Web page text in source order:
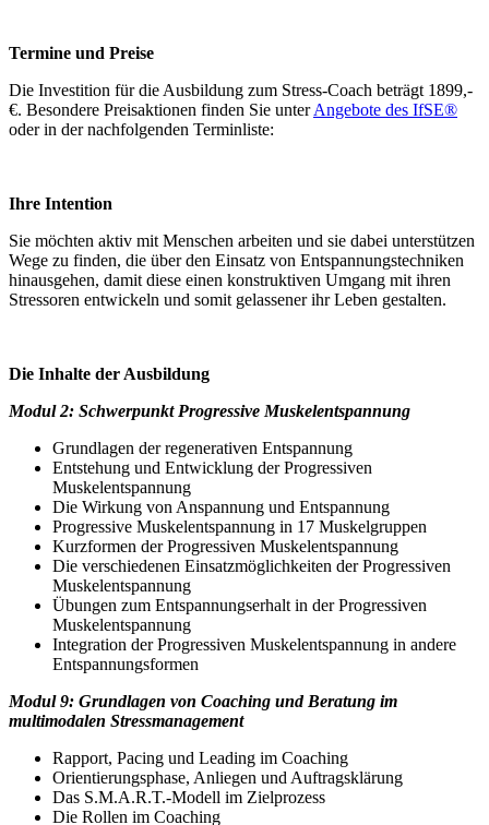
Termine und Preise
Die Investition für die Ausbildung zum Stress-Coach beträgt 1899,-
€. Besondere Preisaktionen finden Sie unterAngebote des IfSE®
oder in der nachfolgenden Terminliste:
Ihre Intention
Sie möchten aktiv mit Menschen arbeiten und sie dabei unterstützen
Wege zu finden, die über den Einsatz von Entspannungstechniken
hinausgehen, damit diese einen konstruktiven Umgang mit ihren
Stressoren entwickeln und somit gelassener ihr Leben gestalten.
Die Inhalte der Ausbildung
Modul 2: Schwerpunkt Progressive Muskelentspannung
Grundlagen der regenerativen Entspannung
Entstehung und Entwicklung der Progressiven
Muskelentspannung
Die Wirkung von Anspannung und Entspannung
Progressive Muskelentspannung in 17 Muskelgruppen
Kurzformen der Progressiven Muskelentspannung
Die verschiedenen Einsatzmöglichkeiten der Progressiven
Muskelentspannung
Übungen zum Entspannungserhalt in der Progressiven
Muskelentspannung
Integration der Progressiven Muskelentspannung in andere
Entspannungsformen
Modul 9: Grundlagen von Coaching und Beratung im
multimodalen Stressmanagement
Rapport, Pacing und Leading im Coaching
Orientierungsphase, Anliegen und Auftragsklärung
Das S.M.A.R.T.-Modell im Zielprozess
Die Rollen im Coaching